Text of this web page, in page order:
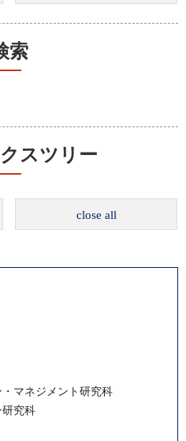
索
スツリー
close all
マネジメント研究科
究科